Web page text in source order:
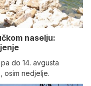
naselju:
do 14. avgusta
osim nedjelje.